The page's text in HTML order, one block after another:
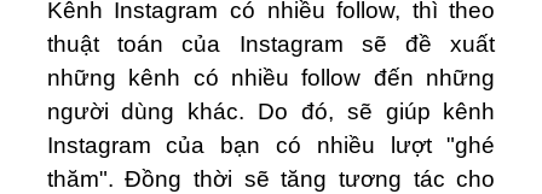
Kênh Instagram có nhiều follow, thì theo
thuật toán của Instagram sẽ đề xuất
những kênh có nhiều follow đến những
người dùng khác. Do đó, sẽ giúp kênh
Instagram của bạn có nhiều lượt "ghé
thăm". Đồng thời sẽ tăng tương tác cho